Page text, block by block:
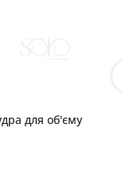
WONDER Шампунь